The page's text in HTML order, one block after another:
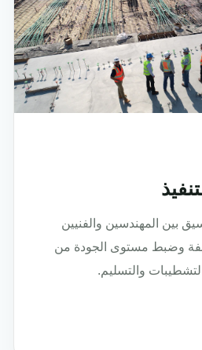
بين المهندسين والفنيين
وضبط مستوى الجودة من
والتسليم.